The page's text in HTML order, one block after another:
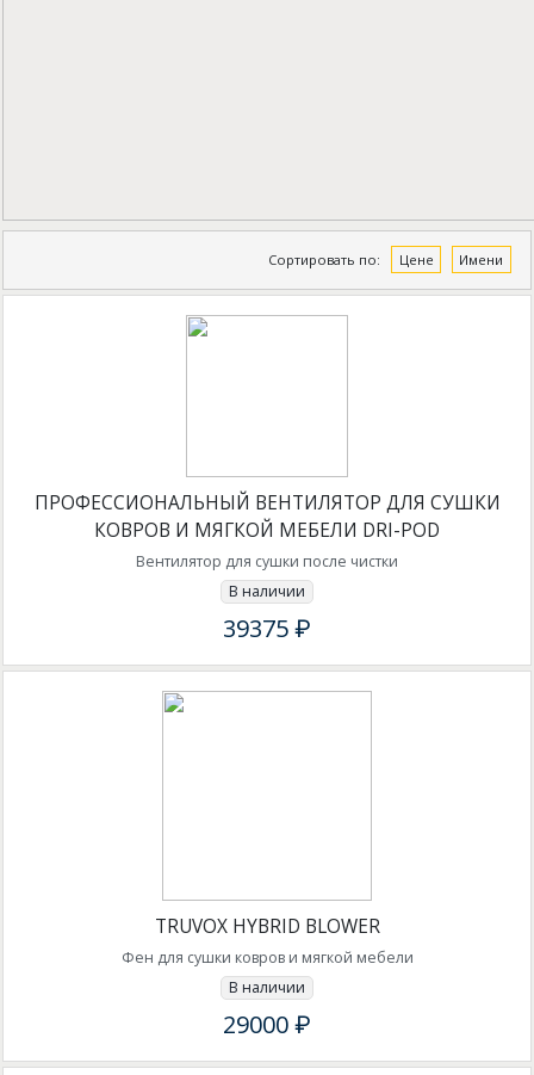
Сортировать по: Цене Имени
ПРОФЕССИОНАЛЬНЫЙ ВЕНТИЛЯТОР ДЛЯ СУШКИ
КОВРОВ И МЯГКОЙ МЕБЕЛИ DRI-POD
Вентилятор для сушки после чистки
В наличии
39375 ₽
TRUVOX HYBRID BLOWER
Фен для сушки ковров и мягкой мебели
В наличии
29000 ₽